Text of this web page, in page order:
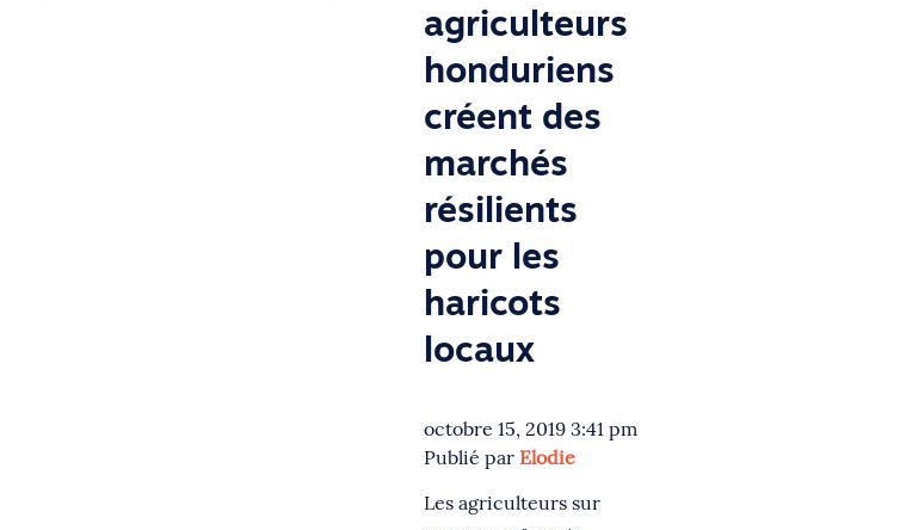
agriculteurs
honduriens
créent des
marchés
résilients
pour les
haricots
locaux
octobre 15, 2019 3:41 pm
Publié par Elodie
Les agriculteurs sur